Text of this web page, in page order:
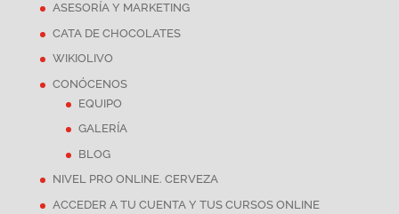
ASESORÍA Y MARKETING
CATA DE CHOCOLATES
WIKIOLIVO
CONÓCENOS
EQUIPO
GALERÍA
BLOG
NIVEL PRO ONLINE. CERVEZA
ACCEDER A TU CUENTA Y TUS CURSOS ONLINE